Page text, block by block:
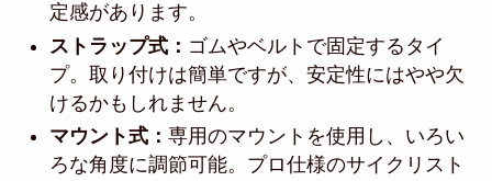
定感があります。
ストラップ式： ゴムやベルトで固定するタイ
プ。取り付けは簡単ですが、安定性にはやや欠
けるかもしれません。
マウント式： 専用のマウントを使用し、いろい
ろな角度に調節可能。プロ仕様のサイクリスト